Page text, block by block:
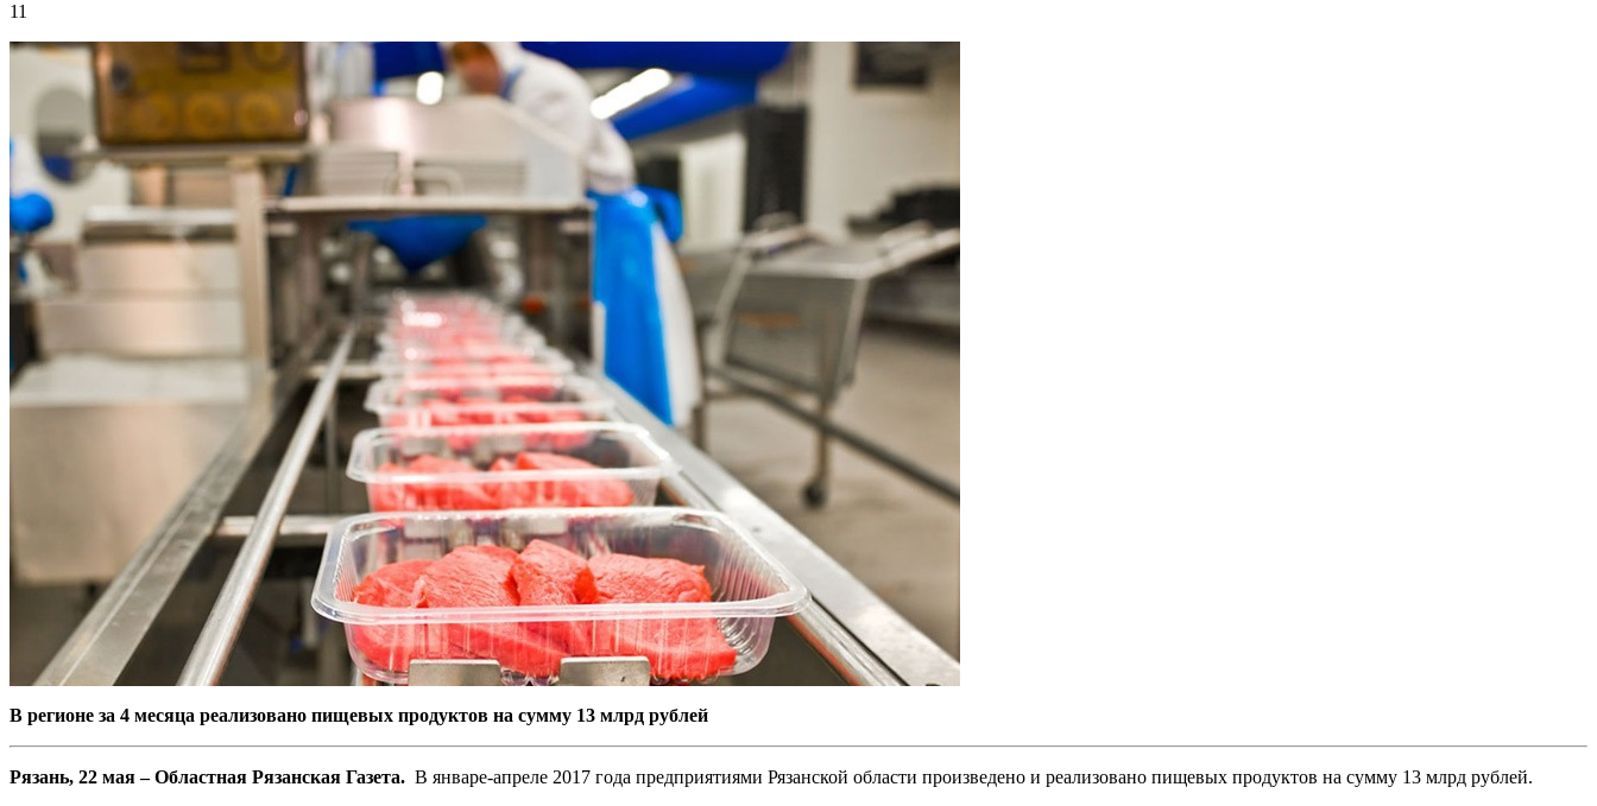
11
В регионе за 4 месяца реализовано пищевых продуктов на сумму 13 млрд рублей
Рязань, 22 мая – Областная Рязанская Газета. В январе-апреле 2017 года предприятиями Рязанской области произведено и реализовано пищевых продуктов на сумму 13 млрд рублей.